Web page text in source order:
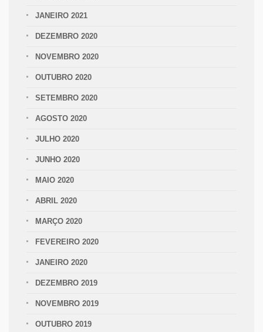
JANEIRO 2021
DEZEMBRO 2020
NOVEMBRO 2020
OUTUBRO 2020
SETEMBRO 2020
AGOSTO 2020
JULHO 2020
JUNHO 2020
MAIO 2020
ABRIL 2020
MARÇO 2020
FEVEREIRO 2020
JANEIRO 2020
DEZEMBRO 2019
NOVEMBRO 2019
OUTUBRO 2019